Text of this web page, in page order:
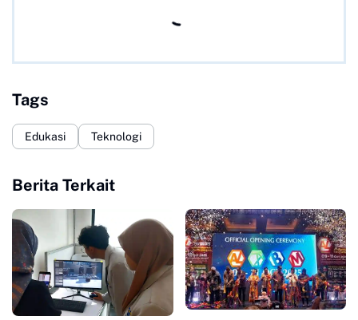
Tags
Edukasi Teknologi
Berita Terkait